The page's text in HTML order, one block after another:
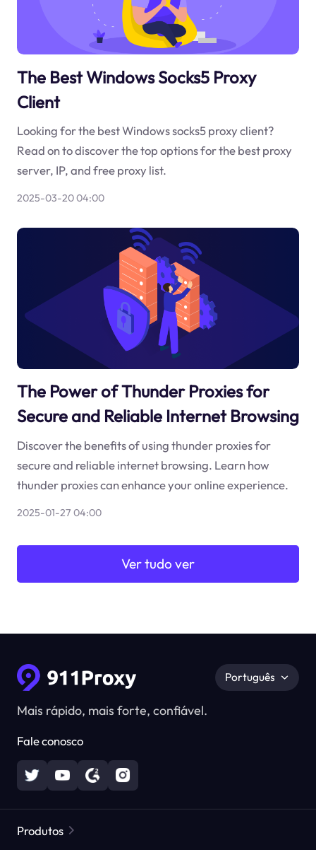
The Best Windows Socks5 Proxy
Client
Looking for the best Windows socks5 proxy client?
Read on to discover the top options for the best proxy
server, IP, and free proxy list.
2025-03-20 04:00
The Power of Thunder Proxies for
Secure and Reliable Internet Browsing
Discover the benefits of using thunder proxies for
secure and reliable internet browsing. Learn how
thunder proxies can enhance your online experience.
2025-01-27 04:00
Ver tudo ver
Mais rápido, mais forte, confiável.
Fale conosco
Português
Produtos